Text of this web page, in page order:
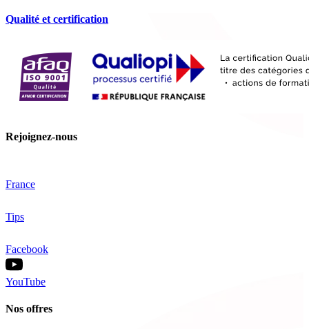
Qualité et certification
Rejoignez-nous
France
Tips
Facebook
YouTube
Nos offres